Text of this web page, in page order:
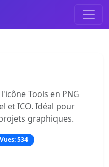
Tools en PNG
et ICO. Idéal pour
graphiques.
Vues: 534